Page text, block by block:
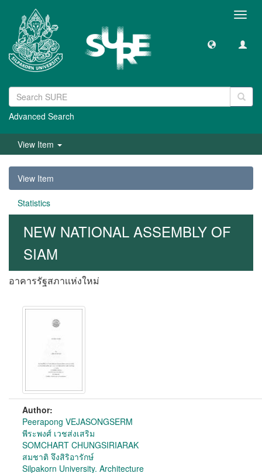
Advanced Search
View Item
View Item
Statistics
NEW NATIONAL ASSEMBLY OF
SIAM
อาคารรัฐสภาเเห่งใหม่
Author:
Peerapong VEJASONGSERM
พีระพงศ์ เวชส่งเสริม
SOMCHART CHUNGSIRIARAK
สมชาติ จึงสิริอารักษ์
Silpakorn University. Architecture